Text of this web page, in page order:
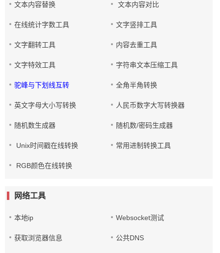
文本内容替换 文本内容对比
在线统计字数工具 文字竖排工具
文字翻转工具 内容去重工具
文字特效工具 字符串文本压缩工具
驼峰与下划线互转 全角半角转换
英文字母大小写转换 人民币数字大写转换器
随机数生成器 随机数/密码生成器
Unix时间戳在线转换 常用进制转换工具
RGB颜色在线转换
网络工具
本地ip Websocket测试
获取浏览器信息 公共DNS